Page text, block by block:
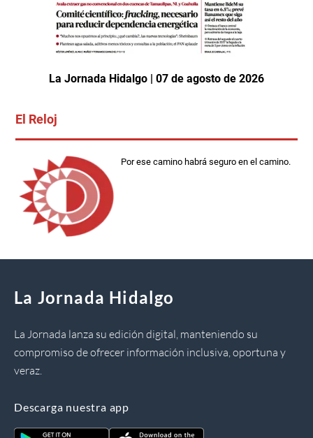
La Jornada Hidalgo | 07 de agosto de 2026
El Reloj
Por ese camino habrá seguro en el camino.
La Jornada Hidalgo
La Jornada lanza su edición digital, manteniendo su
compromiso de ofrecer información inclusiva, oportuna y
veraz.
Descarga nuestra app